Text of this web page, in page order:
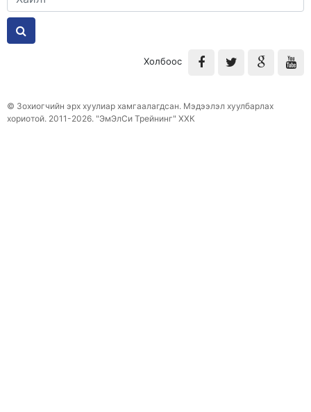
Холбоос
© Зохиогчийн эрх хуулиар хамгаалагдсан. Мэдээлэл хуулбарлах
хориотой. 2011-2026. "ЭмЭлСи Трейнинг" ХХК